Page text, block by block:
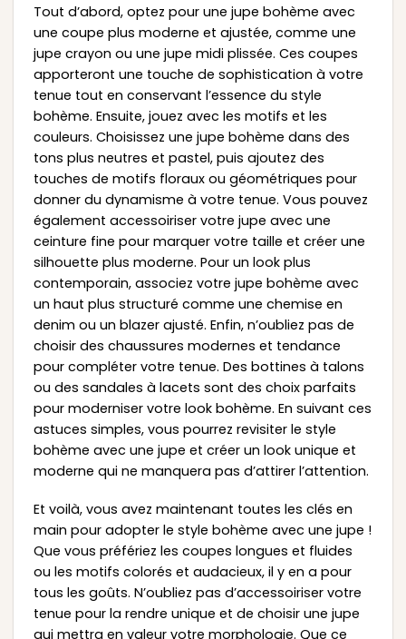
Tout d’abord, optez pour une jupe bohème avec
une coupe plus moderne et ajustée, comme une
jupe crayon ou une jupe midi plissée. Ces coupes
apporteront une touche de sophistication à votre
tenue tout en conservant l’essence du style
bohème. Ensuite, jouez avec les motifs et les
couleurs. Choisissez une jupe bohème dans des
tons plus neutres et pastel, puis ajoutez des
touches de motifs floraux ou géométriques pour
donner du dynamisme à votre tenue. Vous pouvez
également accessoiriser votre jupe avec une
ceinture fine pour marquer votre taille et créer une
silhouette plus moderne. Pour un look plus
contemporain, associez votre jupe bohème avec
un haut plus structuré comme une chemise en
denim ou un blazer ajusté. Enfin, n’oubliez pas de
choisir des chaussures modernes et tendance
pour compléter votre tenue. Des bottines à talons
ou des sandales à lacets sont des choix parfaits
pour moderniser votre look bohème. En suivant ces
astuces simples, vous pourrez revisiter le style
bohème avec une jupe et créer un look unique et
moderne qui ne manquera pas d’attirer l’attention.
Et voilà, vous avez maintenant toutes les clés en
main pour adopter le style bohème avec une jupe !
Que vous préfériez les coupes longues et fluides
ou les motifs colorés et audacieux, il y en a pour
tous les goûts. N’oubliez pas d’accessoiriser votre
tenue pour la rendre unique et de choisir une jupe
qui mettra en valeur votre morphologie. Que ce